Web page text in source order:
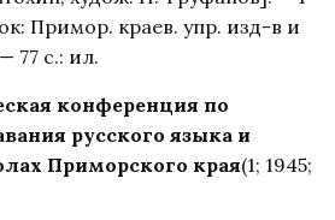
Примор. краев. упр. изд-в и
77 с.: ил.
конференция по
русского языка и
Приморского края(1; 1945;